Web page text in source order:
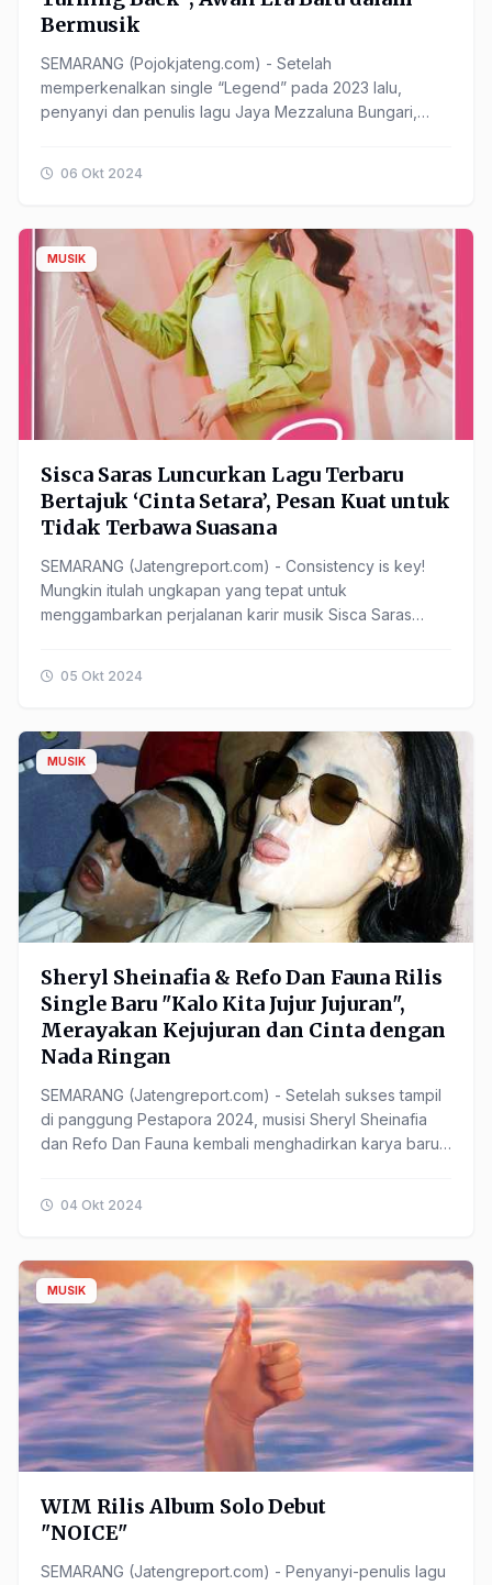
Bermusik
SEMARANG (Pojokjateng.com) - Setelah
memperkenalkan single “Legend” pada 2023 lalu,
penyanyi dan penulis lagu Jaya Mezzaluna Bungari,
06 Okt 2024
MUSIK
Sisca Saras Luncurkan Lagu Terbaru
Bertajuk ‘Cinta Setara’, Pesan Kuat untuk
Tidak Terbawa Suasana
SEMARANG (Jatengreport.com) - Consistency is key!
Mungkin itulah ungkapan yang tepat untuk
menggambarkan perjalanan karir musik Sisca Saras
05 Okt 2024
MUSIK
Sheryl Sheinafia & Refo Dan Fauna Rilis
Single Baru "Kalo Kita Jujur Jujuran",
Merayakan Kejujuran dan Cinta dengan
Nada Ringan
SEMARANG (Jatengreport.com) - Setelah sukses tampil
di panggung Pestapora 2024, musisi Sheryl Sheinafia
dan Refo Dan Fauna kembali menghadirkan karya baru
04 Okt 2024
MUSIK
WIM Rilis Album Solo Debut
"NOICE"
SEMARANG (Jatengreport.com) - Penyanyi-penulis lagu